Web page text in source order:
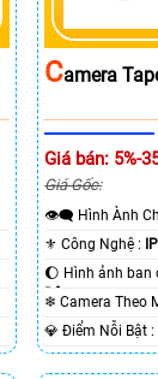
CAmera
Giá bán: 5%-
Giá Gốc:
👁️‍🗨 Hình Ành
⚜️ Công Nghệ :
Ðêm.❄ Camera Theo
️💎 Điểm Nỗi Bật :